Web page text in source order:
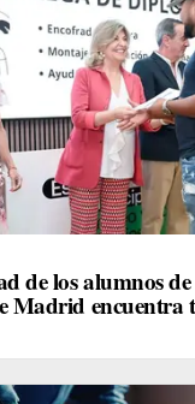
de los alumnos de
Madrid encuentra